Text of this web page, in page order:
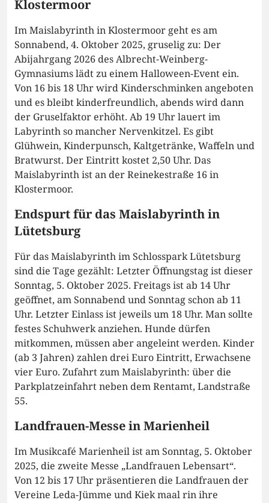
Klostermoor
Im Maislabyrinth in Klostermoor geht es am
Sonnabend, 4. Oktober 2025, gruselig zu: Der
Abijahrgang 2026 des Albrecht-Weinberg-
Gymnasiums lädt zu einem Halloween-Event ein.
Von 16 bis 18 Uhr wird Kinderschminken angeboten
und es bleibt kinderfreundlich, abends wird dann
der Gruselfaktor erhöht. Ab 19 Uhr lauert im
Labyrinth so mancher Nervenkitzel. Es gibt
Glühwein, Kinderpunsch, Kaltgetränke, Waffeln und
Bratwurst. Der Eintritt kostet 2,50 Uhr. Das
Maislabyrinth ist an der Reinekestraße 16 in
Klostermoor.
Endspurt für das Maislabyrinth in
Lütetsburg
Für das Maislabyrinth im Schlosspark Lütetsburg
sind die Tage gezählt: Letzter Öffnungstag ist dieser
Sonntag, 5. Oktober 2025. Freitags ist ab 14 Uhr
geöffnet, am Sonnabend und Sonntag schon ab 11
Uhr. Letzter Einlass ist jeweils um 18 Uhr. Man sollte
festes Schuhwerk anziehen. Hunde dürfen
mitkommen, müssen aber angeleint werden. Kinder
(ab 3 Jahren) zahlen drei Euro Eintritt, Erwachsene
vier Euro. Zufahrt zum Maislabyrinth: über die
Parkplatzeinfahrt neben dem Rentamt, Landstraße
55.
Landfrauen-Messe in Marienheil
Im Musikcafé Marienheil ist am Sonntag, 5. Oktober
2025, die zweite Messe „Landfrauen Lebensart“.
Von 12 bis 17 Uhr präsentieren die Landfrauen der
Vereine Leda-Jümme und Kiek maal rin ihre